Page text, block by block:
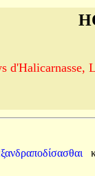
d'Halicarnasse,